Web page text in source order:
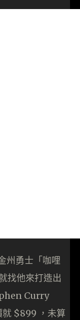
州勇士「咖哩
找他來打造出
Curry
$899 ，未算